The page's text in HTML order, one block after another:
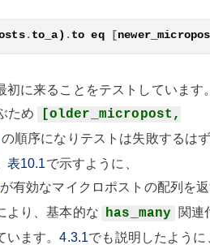
.to_a) .to eq [
初に来ることをテストしています
ため
[older_micropost,
の順序になりテストは失敗するは
表10.1で示すように、
が有効なマイクロポストの配列を
より、基本的な has_many
関連
います。4.3.1でも説明したように